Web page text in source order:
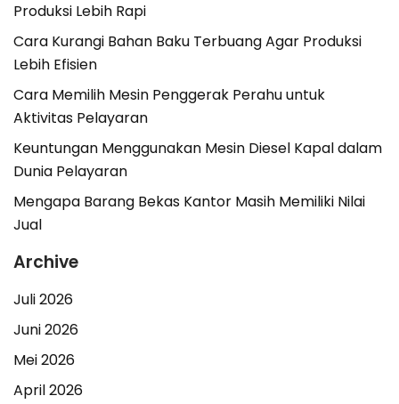
Produksi Lebih Rapi
Cara Kurangi Bahan Baku Terbuang Agar Produksi
Lebih Efisien
Cara Memilih Mesin Penggerak Perahu untuk
Aktivitas Pelayaran
Keuntungan Menggunakan Mesin Diesel Kapal dalam
Dunia Pelayaran
Mengapa Barang Bekas Kantor Masih Memiliki Nilai
Jual
Archive
Juli 2026
Juni 2026
Mei 2026
April 2026